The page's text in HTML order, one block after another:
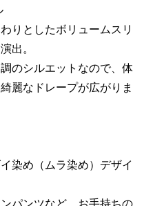
りとしたボリュームスリ
出。
のシルエットなので、体
麗なドレープが広がりま
染め（ムラ染め）デザイ